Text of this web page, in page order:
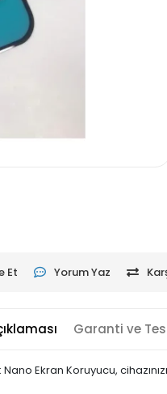
Et Yorum Yaz
Garanti ve
Ekran Koruyucu,